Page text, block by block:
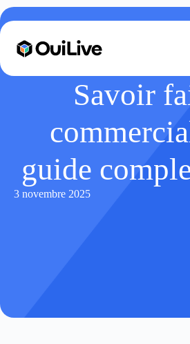
Savoir
guide
3 novembre 2025